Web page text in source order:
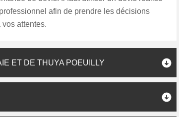
afin de prendre les décisions
attentes.
ET DE THUYA POEUILLY